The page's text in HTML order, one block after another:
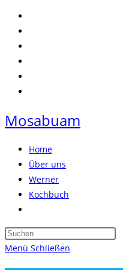
Zum
Inhalt
springen
Mosabuam
Home
Über uns
Werner
Kochbuch
umschalten
Menü Schließen